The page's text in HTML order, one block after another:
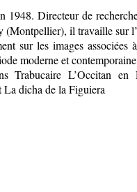
1948. Directeur de
(Montpellier), il travaille sur
sur les images associées
moderne et
L’Occitan en
dicha de la Figuiera